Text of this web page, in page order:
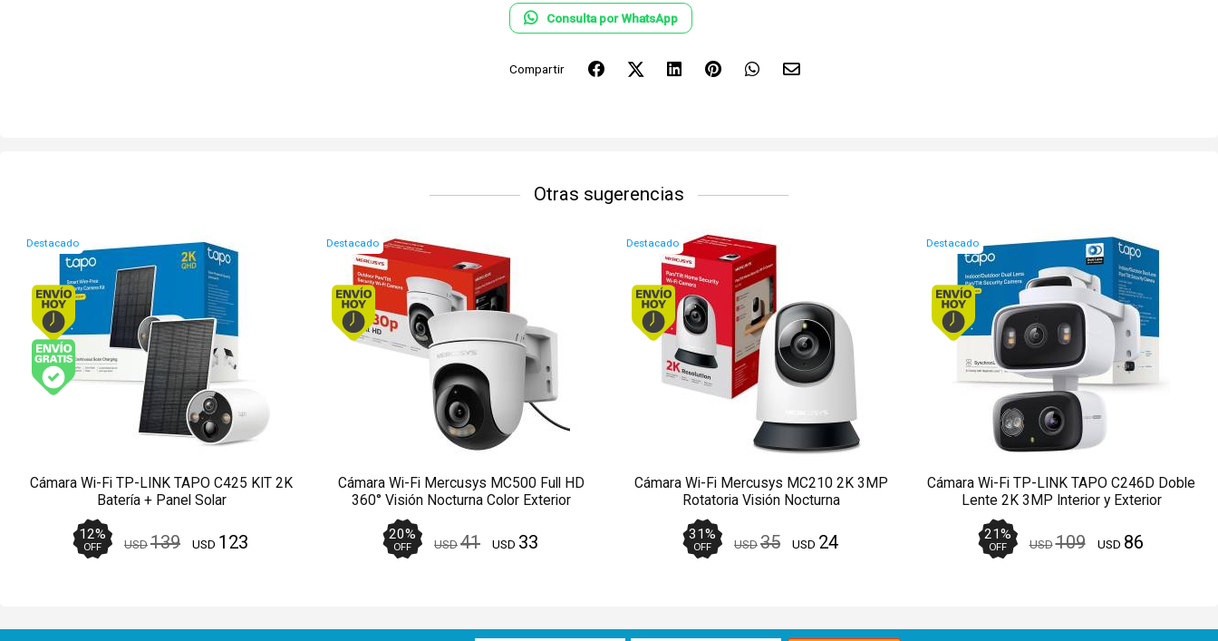
Consulta por WhatsApp
Compartir
Otras sugerencias
Destacado
Envío hoy. Comprando antes de 13Hs.
Envío gratis (Ver Envíos y Pagos)
Cámara Wi-Fi TP-LINK TAPO C425 KIT 2K
Batería + Panel Solar
12%
OFF USD139 USD 123
Destacado
Envío hoy. Comprando antes de 13Hs.
Cámara Wi-Fi Mercusys MC500 Full HD
360° Visión Nocturna Color Exterior
20%
OFF USD41 USD 33
Destacado
Envío hoy. Comprando antes de 13Hs.
Cámara Wi-Fi Mercusys MC210 2K 3MP
Rotatoria Visión Nocturna
31%
OFF USD35 USD 24
Destacado
Envío hoy. Comprando antes de 13Hs.
Cámara Wi-Fi TP-LINK TAPO C246D Doble
Lente 2K 3MP Interior y Exterior
21%
OFF USD109 USD 86